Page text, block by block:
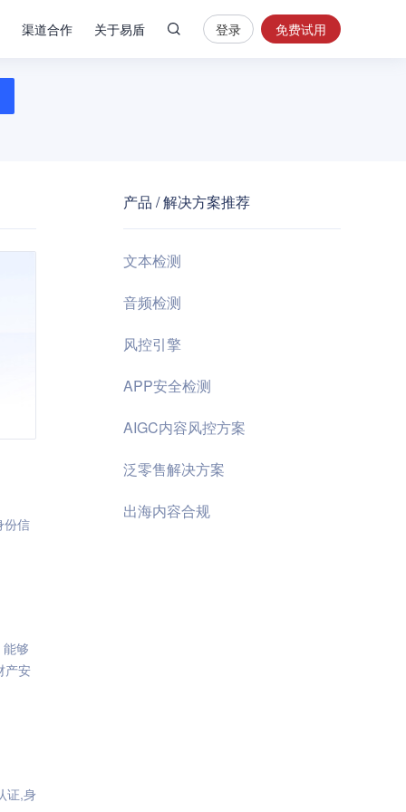
渠道合作 关于易盾
安
全
控
登录 免费试用
份信
够
产安
证,身
产品 / 解决方案推荐
文本检测
音频检测
风控引擎
APP安全检测
AIGC内容风控方案
泛零售解决方案
出海内容合规